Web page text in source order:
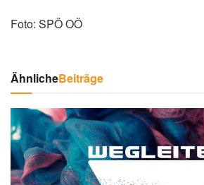
Foto: SPÖ OÖ
ÄhnlicheBeiträge